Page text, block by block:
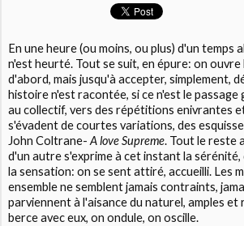
En une heure (ou moins, ou plus) d'un temps
n'est heurté. Tout se suit, en épure: on ouvre
d'abord, mais jusqu'à accepter, simplement,
histoire n'est racontée, si ce n'est le passage
au collectif, vers des répétitions enivrantes
s'évadent de courtes variations, des
John Coltrane-A love Supreme. Tout le reste
d'un autre s'exprime à cet instant la sérénité,
la sensation: on se sent attiré, accueilli. Les
ensemble ne semblent jamais contraints,
parviennent à l'aisance du naturel, amples et
berce avec eux, on ondule, on oscille.